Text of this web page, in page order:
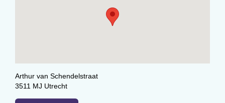
Arthur van Schendelstraat
3511 MJ Utrecht